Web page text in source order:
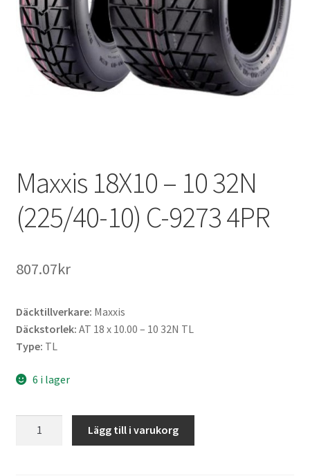
Maxxis 18X10 – 10 32N
(225/40-10) C-9273 4PR
807.07kr
Däcktillverkare: Maxxis
Däckstorlek: AT 18 x 10.00 – 10 32N TL
Type: TL
6 i lager
Lägg till i varukorg